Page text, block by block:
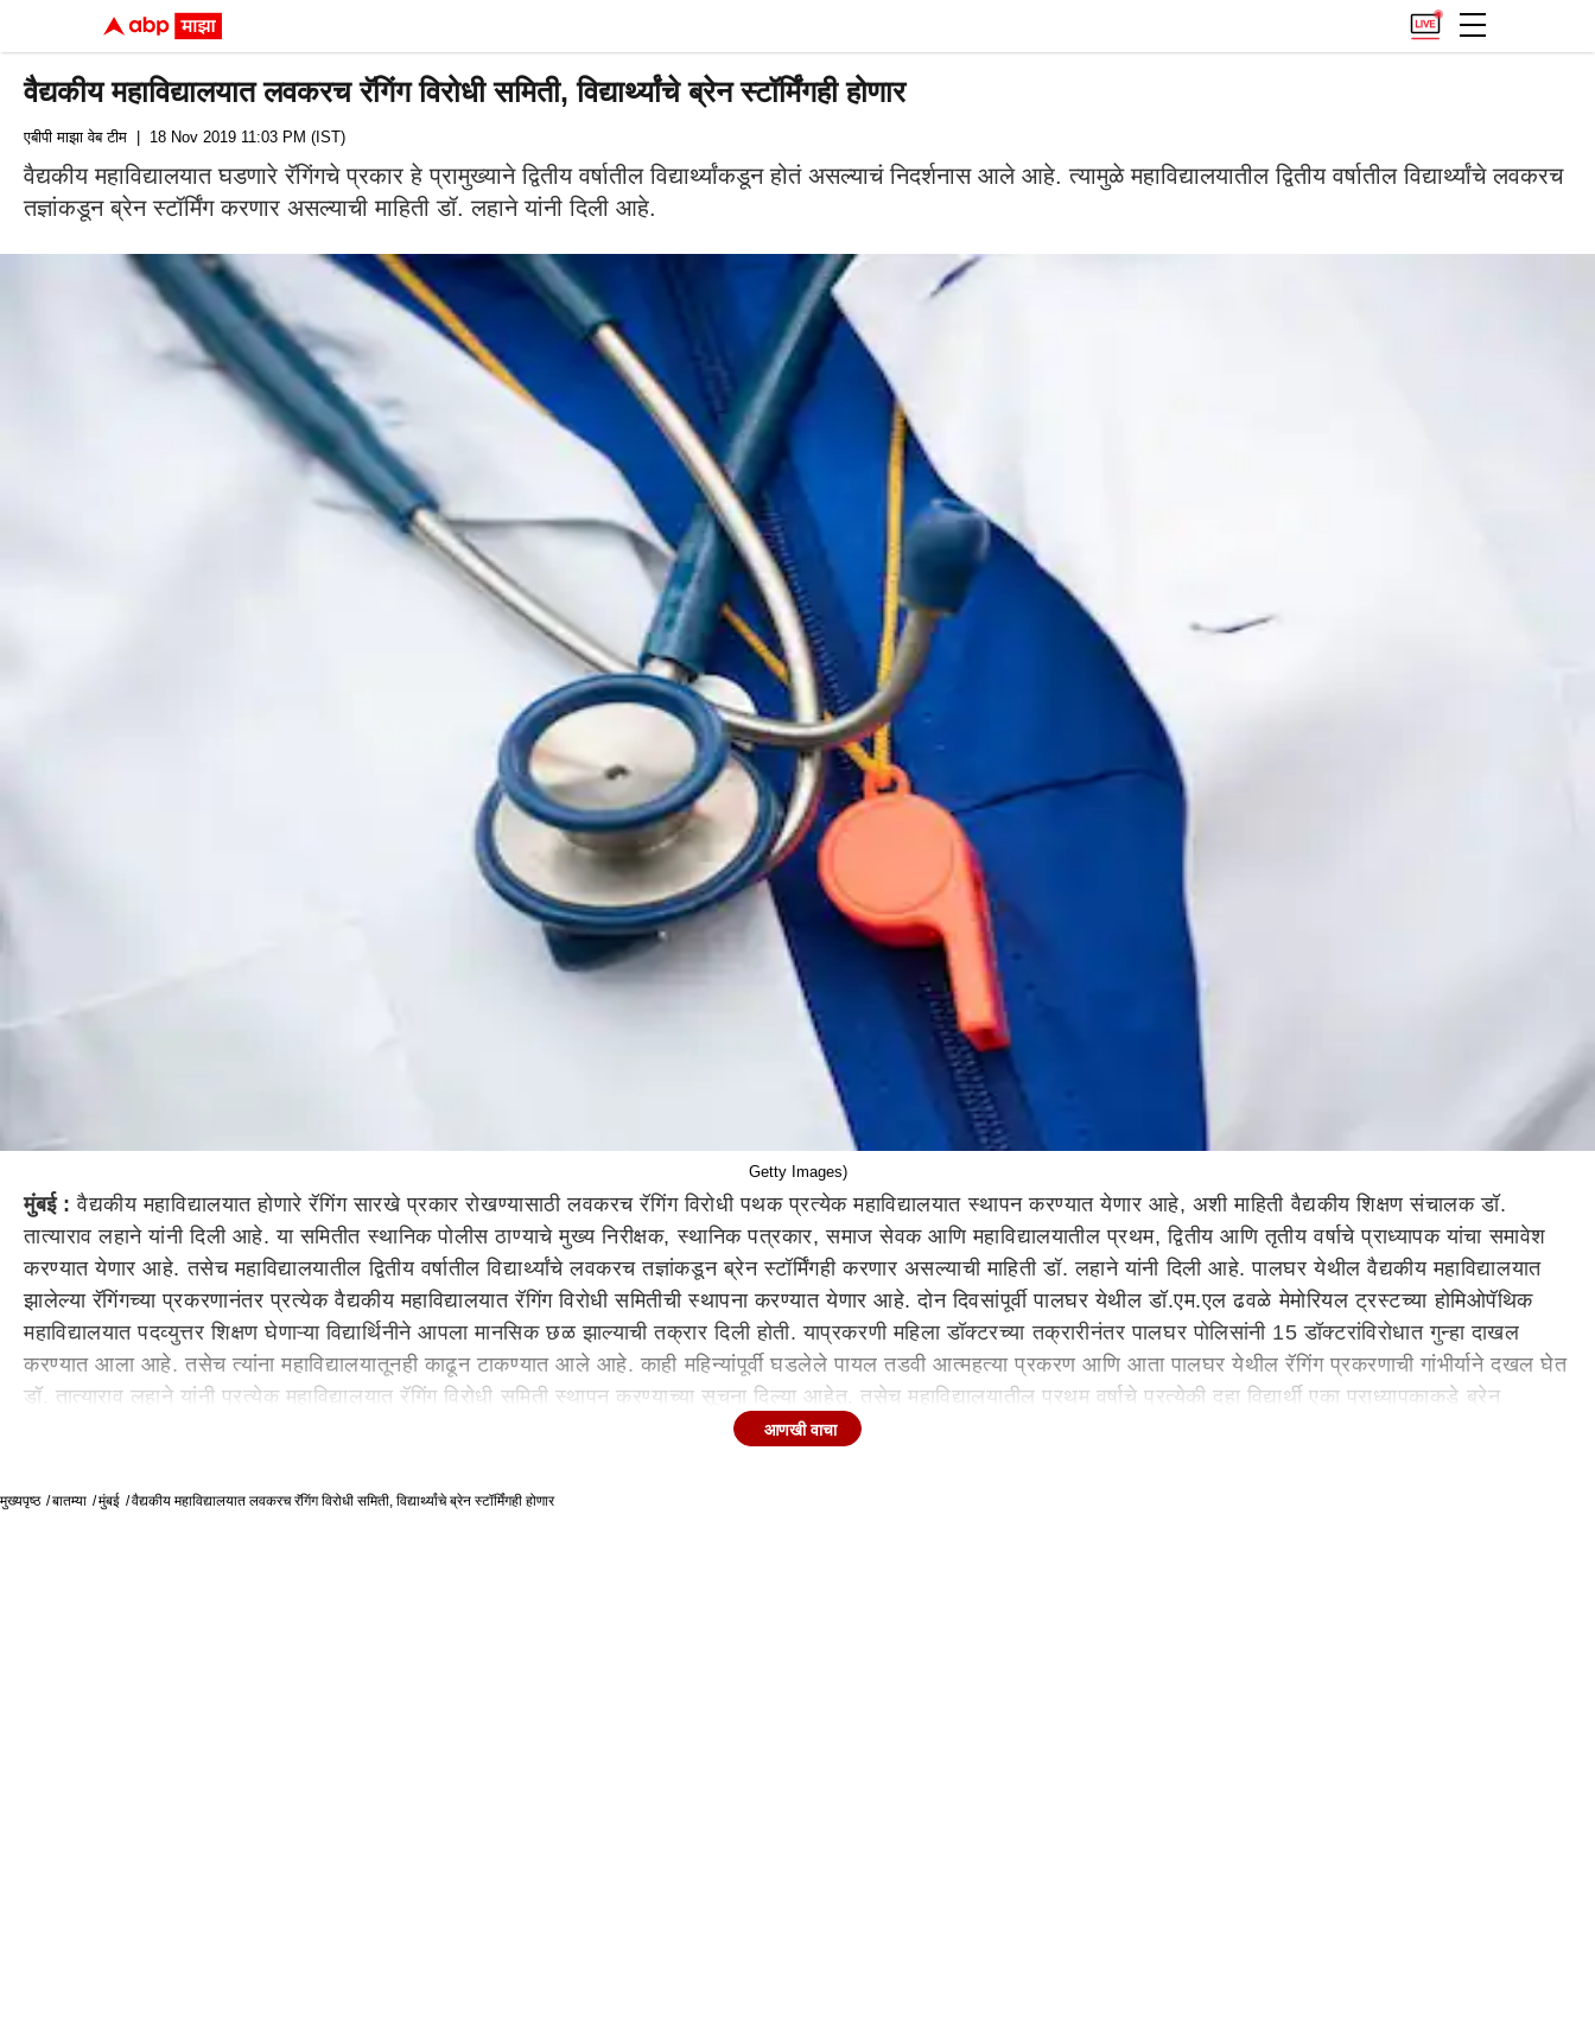
वैद्यकीय महाविद्यालयात लवकरच रॅगिंग विरोधी समिती, विद्यार्थ्यांचे ब्रेन स्टॉर्मिंगही होणार
एबीपी माझा वेब टीम | 18 Nov 2019 11:03 PM (IST)
वैद्यकीय महाविद्यालयात घडणारे रॅगिंगचे प्रकार हे प्रामुख्याने द्वितीय वर्षातील विद्यार्थ्यांकडून होतं असल्याचं निदर्शनास आले आहे. त्यामुळे महाविद्यालयातील द्वितीय वर्षातील विद्यार्थ्यांचे लवकरच
तज्ञांकडून ब्रेन स्टॉर्मिंग करणार असल्याची माहिती डॉ. लहाने यांनी दिली आहे.
Getty Images)
मुंबई : वैद्यकीय महाविद्यालयात होणारे रॅगिंग सारखे प्रकार रोखण्यासाठी लवकरच रॅगिंग विरोधी पथक प्रत्येक महाविद्यालयात स्थापन करण्यात येणार आहे, अशी माहिती वैद्यकीय शिक्षण संचालक डॉ.
तात्याराव लहाने यांनी दिली आहे. या समितीत स्थानिक पोलीस ठाण्याचे मुख्य निरीक्षक, स्थानिक पत्रकार, समाज सेवक आणि महाविद्यालयातील प्रथम, द्वितीय आणि तृतीय वर्षाचे प्राध्यापक यांचा समावेश
करण्यात येणार आहे. तसेच महाविद्यालयातील द्वितीय वर्षातील विद्यार्थ्यांचे लवकरच तज्ञांकडून ब्रेन स्टॉर्मिंगही करणार असल्याची माहिती डॉ. लहाने यांनी दिली आहे. पालघर येथील वैद्यकीय महाविद्यालयात
झालेल्या रॅगिंगच्या प्रकरणानंतर प्रत्येक वैद्यकीय महाविद्यालयात रॅगिंग विरोधी समितीची स्थापना करण्यात येणार आहे. दोन दिवसांपूर्वी पालघर येथील डॉ.एम.एल ढवळे मेमोरियल ट्रस्टच्या होमिओपॅथिक
महाविद्यालयात पदव्युत्तर शिक्षण घेणाऱ्या विद्यार्थिनीने आपला मानसिक छळ झाल्याची तक्रार दिली होती. याप्रकरणी महिला डॉक्टरच्या तक्रारीनंतर पालघर पोलिसांनी 15 डॉक्टरांविरोधात गुन्हा दाखल
करण्यात आला आहे. तसेच त्यांना महाविद्यालयातूनही काढून टाकण्यात आले आहे. काही महिन्यांपूर्वी घडलेले पायल तडवी आत्महत्या प्रकरण आणि आता पालघर येथील रॅगिंग प्रकरणाची गांभीर्याने दखल घेत
डॉ. तात्याराव लहाने यांनी प्रत्येक महाविद्यालयात रॅगिंग विरोधी समिती स्थापन करण्याच्या सूचना दिल्या आहेत. तसेच महाविद्यालयातील प्रथम वर्षाचे प्रत्येकी दहा विद्यार्थी एका प्राध्यापकाकडे ब्रेन
स्टोरमिंगसाठी देण्यात येणार आहेत. वैद्यकीय महाविद्यालयात घडणारे रॅगिंगचे प्रकार हे प्रामुख्याने द्वितीय वर्षातील विद्यार्थ्यांकडून होतं असल्याचं निदर्शनास आले आहे. त्यामुळे महाविद्यालयातील द्वितीय
Tags: anti raging committee medical collage
आणखी वाचा
मुख्यपृष्ठ बातम्या मुंबई वैद्यकीय महाविद्यालयात लवकरच रॅगिंग विरोधी समिती, विद्यार्थ्यांचे ब्रेन स्टॉर्मिंगही होणार